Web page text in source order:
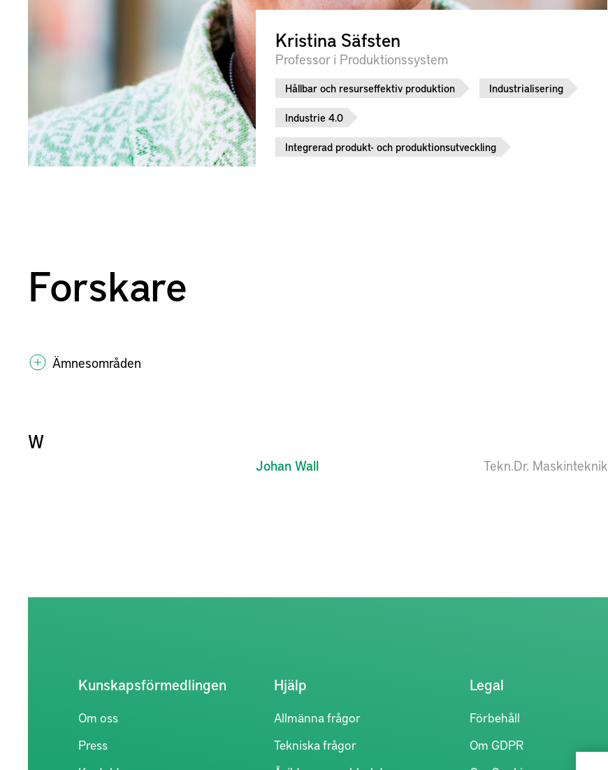
Kristina Säfsten
Professor i Produktionssystem
Hållbar och resurseffektiv produktion Industrialisering
Industrie 4.0
Integrerad produkt- och produktionsutveckling
Forskare
Ämnesområden
W
JohanWall Tekn.Dr. Maskinteknik
Kunskapsförmedlingen
Om oss
Press
Hjälp
Allmänna frågor
Tekniska frågor
Legal
Förbehåll
Om GDPR